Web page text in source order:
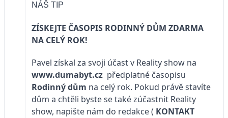
NÁŠ TIP
ZÍSKEJTE ČASOPIS RODINNÝ DŮM ZDARMA
NA CELÝ ROK!
Pavel získal za svoji účast v Reality show na
www.dumabyt.cz předplatné časopisu
Rodinný dům na celý rok. Pokud právě stavíte
dům a chtěli byste se také zúčastnit Reality
show, napište nám do redakce( KONTAKT